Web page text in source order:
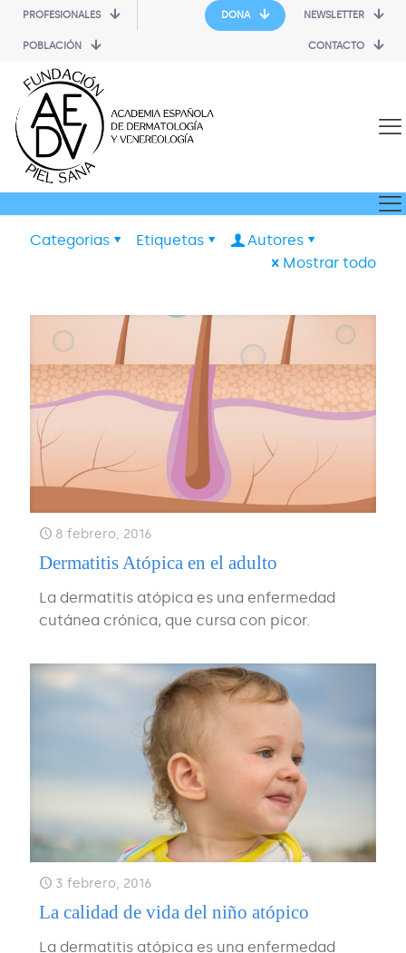
PROFESIONALES
POBLACIÓN
DONA NEWSLETTER
CONTACTO
Categorias Etiquetas
Autores
Mostrar todo
8 febrero, 2016
Dermatitis Atópica en el adulto
La dermatitis atópica es una enfermedad
cutánea crónica, que cursa con picor.
3 febrero, 2016
La calidad de vida del niño atópico
La dermatitis atópica es una enfermedad